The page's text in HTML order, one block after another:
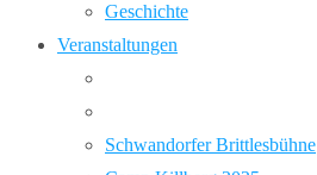
Geschichte
Veranstaltungen
Schwandorfer Brittlesbühne